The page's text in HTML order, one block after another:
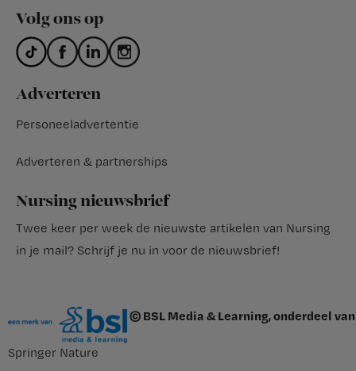
Volg ons op
Adverteren
Personeeladvertentie
Adverteren & partnerships
Nursing nieuwsbrief
Twee keer per week de nieuwste artikelen van Nursing
in je mail? Schrijf je nu in voor de nieuwsbrief!
© BSL Media & Learning, onderdeel van
Springer Nature